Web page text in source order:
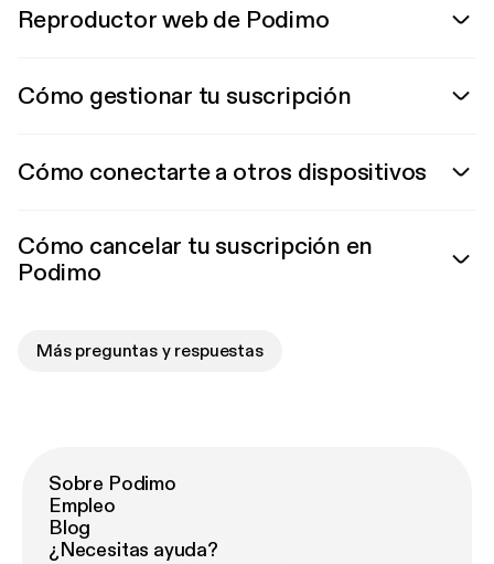
Reproductor web de Podimo
Cómo gestionar tu suscripción
Cómo conectarte a otros dispositivos
Cómo cancelar tu suscripción en
Podimo
Más preguntas y respuestas
Sobre Podimo
Empleo
Blog
¿Necesitas ayuda?